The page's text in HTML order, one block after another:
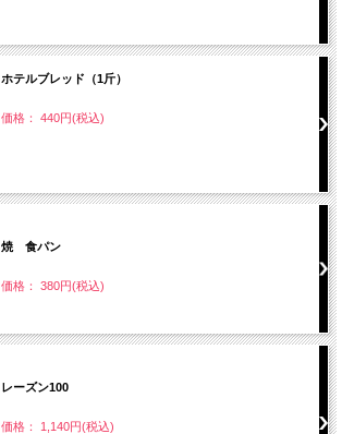
ホテルブレッド（1斤）
価格： 440円(税込)
焼 食パン
価格： 380円(税込)
レーズン100
価格： 1,140円(税込)